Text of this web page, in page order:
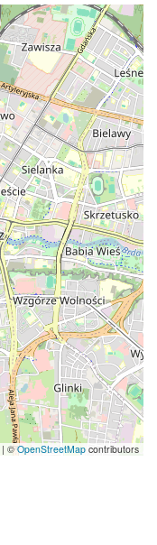
| ©OpenStreetMap contributors